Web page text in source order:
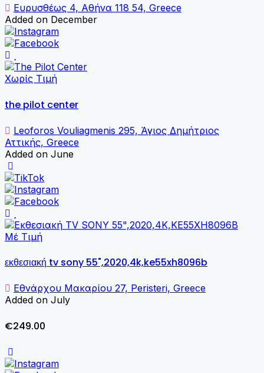
Ευρυσθέως 4, Αθήνα 118 54, Greece
Added on December
Χωρίς Τιμή
the pilot center
Leoforos Vouliagmenis 295, Άγιος Δημήτριος
Αττικής, Greece
Added on June
Μέ Τιμή
εκθεσιακή tv sony 55",2020,4k,ke55xh8096b
Εθνάρχου Μακαρίου 27, Peristeri, Greece
Added on July
€249.00